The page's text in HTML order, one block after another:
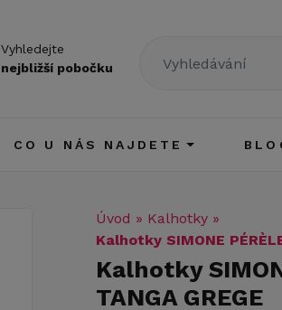
Vyhledejte
nejbližší pobočku
CO U NÁS NAJDETE
Úvod » Kalhotky »
Kalhotky SIMONE
Kalhotky
TANGA GREGE